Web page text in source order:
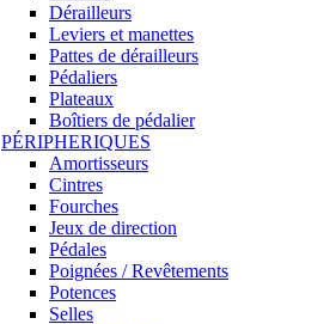
Dérailleurs
Leviers et manettes
Pattes de dérailleurs
Pédaliers
Plateaux
Boîtiers de pédalier
PÉRIPHERIQUES
Amortisseurs
Cintres
Fourches
Jeux de direction
Pédales
Poignées / Revêtements
Potences
Selles